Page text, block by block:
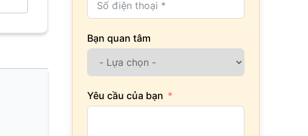
Bạn quan tâm
Yêu cầu của bạn